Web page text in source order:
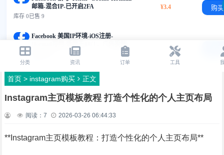
首页> instagram购买 正文
Instagram主页模板教程 打造个性化的个人主页布局
阅读： 7 2026-03-26 06:44:33
**Instagram主页模板教程：打造个性化的个人主页布局**